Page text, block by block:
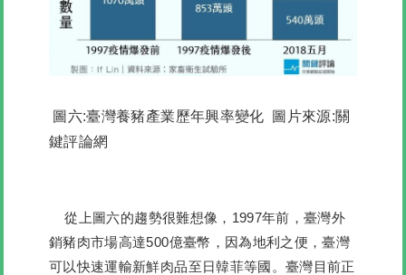
圖六:臺灣養豬產業歷年興率變化 圖片來源:關
鍵評論網
從上圖六的趨勢很難想像，1997年前，臺灣外
銷豬肉市場高達500億臺幣，因為地利之便，臺灣
可以快速運輸新鮮肉品至日韓菲等國。臺灣目前正